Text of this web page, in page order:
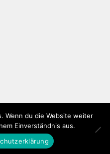
Wenn du die Website weiter
Einverständnis aus.